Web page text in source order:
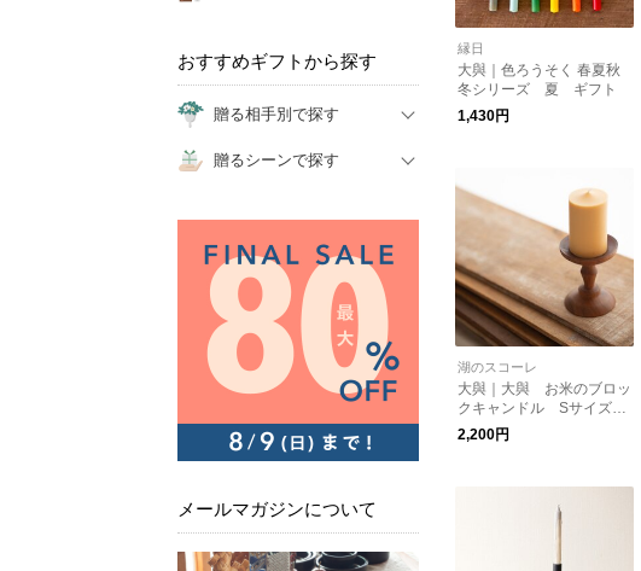
おすすめギフトから探す
贈る相手別で探す
贈るシーンで探す
メールマガジンについて
縁日
大與｜色ろうそく 春夏秋
冬シリーズ 夏 ギフト
1,430円
湖のスコーレ
大與｜大與 お米のブロッ
クキャンドル Sサイズ
和ろうそく ギフト
2,200円